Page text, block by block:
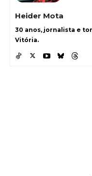
Heider Mota
30 anos, jornalista e
Vitória.